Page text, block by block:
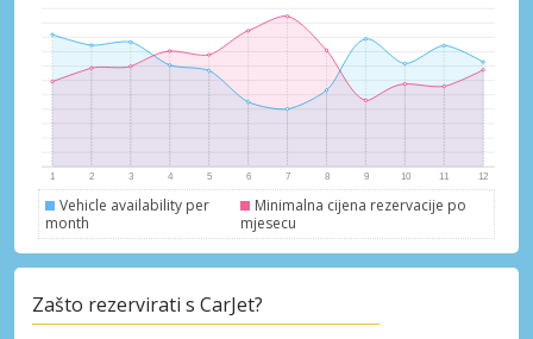
Vehicle availability per
month
Minimalna cijena rezervacije po
mjesecu
Zašto rezervirati s CarJet?